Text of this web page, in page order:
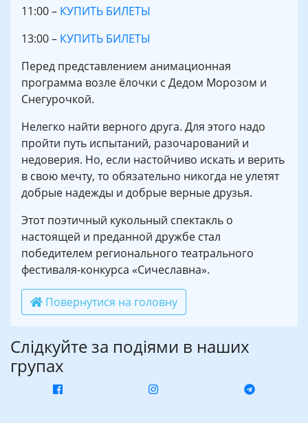
11:00 – КУПИТЬ БИЛЕТЫ
13:00 – КУПИТЬ БИЛЕТЫ
Перед представлением анимационная
программа возле ёлочки с Дедом Морозом и
Снегурочкой.
Нелегко найти верного друга. Для этого надо
пройти путь испытаний, разочарований и
недоверия. Но, если настойчиво искать и верить
в свою мечту, то обязательно никогда не улетят
добрые надежды и добрые верные друзья.
Этот поэтичный кукольный спектакль о
настоящей и преданной дружбе стал
победителем регионального театрального
фестиваля-конкурса «Сичеславна».
Повернутися на головну
Слідкуйте за подіями в наших
групах